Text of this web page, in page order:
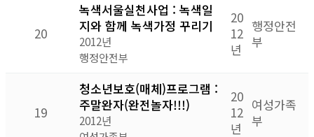
20
녹색서울실천사업 : 녹색일
지와 함께 녹색가정 꾸리기
2012년
행정안전부
20
12
년
행정안전
부
19
청소년보호(매체)프로그램 :
주말완자(완전놀자!!!)
2012년
20
12
년
여성가족
부